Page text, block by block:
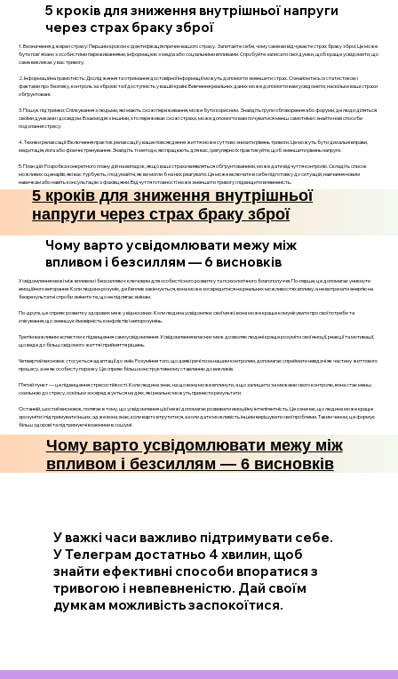
5 кроків для зниження внутрішньої напруги
через страх браку зброї
1. Визначення джерел страху: Першим кроком є ідентифікація причин вашого страху. Запитайте себе, чому саме ви відчуваєте страх браку зброї. Це може
бути пов'язано з особистими переживаннями, інформацією з медіа або соціальними впливами. Спробуйте записати свої думки, щоб краще усвідомити, що
саме викликає у вас тривогу.
2. Інформаційна грамотність: Дослідження та отримання достовірної інформації можуть допомогти зменшити страх. Ознайомтесь із статистикою і
фактами про безпеку, контроль за зброєю та її доступність у вашій країні. Вивчення реальних даних може допомогти вам усвідомити, наскільки ваші страхи
обґрунтовані.
3. Пошук підтримки: Спілкування з людьми, які мають схожі переживання, може бути корисним. Знайдіть групи обговорення або форуми, де люди діляться
своїми думками і досвідом. Взаємодія з іншими, хто переживає схожі страхи, може допомогти вам почуватися менш самотніми і знайти нові способи
подолання стресу.
4. Техніки релаксації: Включення практик релаксації у ваше повсякденне життя може суттєво знизити рівень тривоги. Це можуть бути дихальні вправи,
медитація, йога або фізичні тренування. Знайдіть ті методи, які працюють для вас, і регулярно їх практикуйте, щоб зменшити рівень напруги.
5. План дій: Розробка конкретного плану дій на випадок, якщо ваші страхи виявляться обґрунтованими, може дати відчуття контролю. Складіть список
можливих сценаріїв, які вас турбують, і подумайте, як ви могли б на них реагувати. Це може включати в себе підготовку до ситуацій, навчання новим
навичкам або навіть консультацію з фахівцями. Відчуття готовності може зменшити тривогу і підвищити впевненість.
5 кроків для зниження внутрішньої
напруги через страх браку зброї
Чому варто усвідомлювати межу між
впливом і безсиллям — 6 висновків
Усвідомлення межі між впливом і безсиллям є ключовим для особистісного розвитку та психологічного благополуччя. По-перше, це допомагає уникнути
емоційного вигорання. Коли людина розуміє, де її вплив закінчується, вона може зосередитися на реальних можливостях впливу, а не витрачати енергію на
безрезультатні спроби змінити те, що не підлягає змінам.
По-друге, це сприяє розвитку здорових меж у відносинах. Коли людина усвідомлює свої межі, вона може краще комунікувати про свої потреби та
очікування, що зменшує ймовірність конфліктів і непорозумінь.
Третім важливим аспектом є підвищення самоусвідомлення. Усвідомлення власних меж дозволяє людині краще розуміти свої емоції, реакції та мотивації,
що веде до більш свідомого життя і прийняття рішень.
Четвертий висновок стосується адаптації до змін. Розуміння того, що деякі речі поза нашим контролем, допомагає сприймати невдачі як частину життєвого
процесу, а не як особисту поразку. Це сприяє більш конструктивному ставленню до викликів.
П’ятий пункт — це підвищення стресостійкості. Коли людина знає, на що вона може вплинути, а що залишити за межами свого контролю, вона стає менш
схильною до стресу, оскільки зосереджується на діях, які реально можуть принести результати.
Останній, шостий висновок, полягає в тому, що усвідомлення цієї межі допомагає розвивати емоційну інтелігентність. Це означає, що людина може краще
зрозуміти і підтримувати інших, адже вона знає, коли варто втрутитися, а коли дати можливість іншим вирішувати свої проблеми. Таким чином, це формує
більш здорові та підтримуючі взаємини в соціумі.
Чому варто усвідомлювати межу між
впливом і безсиллям — 6 висновків
У важкі часи важливо підтримувати себе.
У Телеграм достатньо 4 хвилин, щоб
знайти ефективні способи впоратися з
тривогою і невпевненістю. Дай своїм
думкам можливість заспокоїтися.